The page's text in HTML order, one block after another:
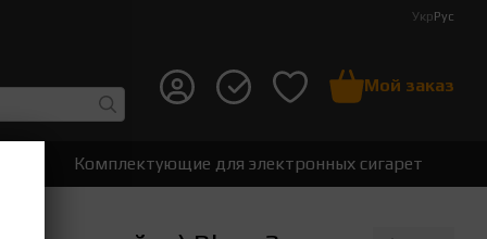
УкрРус
Мой заказ
Комплектующие для электронных сигарет